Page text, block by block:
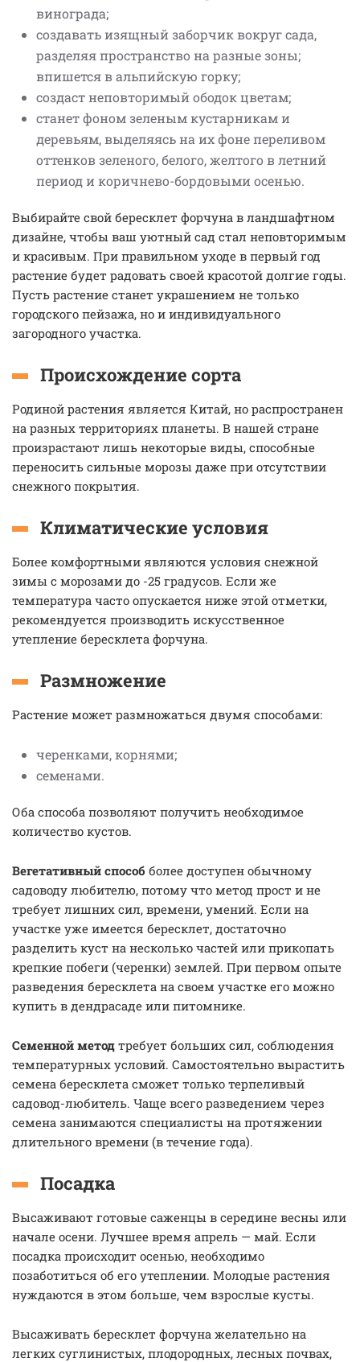
винограда;
создавать изящный заборчик вокруг сада,
разделяя пространство на разные зоны;
впишется в альпийскую горку;
создаст неповторимый ободок цветам;
станет фоном зеленым кустарникам и
деревьям, выделяясь на их фоне переливом
оттенков зеленого, белого, желтого в летний
период и коричнево-бордовыми осенью.
Выбирайте свой бересклет форчуна в ландшафтном
дизайне, чтобы ваш уютный сад стал неповторимым
и красивым. При правильном уходе в первый год
растение будет радовать своей красотой долгие годы.
Пусть растение станет украшением не только
городского пейзажа, но и индивидуального
загородного участка.
Происхождение сорта
Родиной растения является Китай, но распространен
на разных территориях планеты. В нашей стране
произрастают лишь некоторые виды, способные
переносить сильные морозы даже при отсутствии
снежного покрытия.
Климатические условия
Более комфортными являются условия снежной
зимы с морозами до -25 градусов. Если же
температура часто опускается ниже этой отметки,
рекомендуется производить искусственное
утепление бересклета форчуна.
Размножение
Растение может размножаться двумя способами:
черенками, корнями;
семенами.
Оба способа позволяют получить необходимое
количество кустов.
Вегетативный способ более доступен обычному
садоводу любителю, потому что метод прост и не
требует лишних сил, времени, умений. Если на
участке уже имеется бересклет, достаточно
разделить куст на несколько частей или прикопать
крепкие побеги (черенки) землей. При первом опыте
разведения бересклета на своем участке его можно
купить в дендрасаде или питомнике.
Семенной метод требует больших сил, соблюдения
температурных условий. Самостоятельно вырастить
семена бересклета сможет только терпеливый
садовод-любитель. Чаще всего разведением через
семена занимаются специалисты на протяжении
длительного времени (в течение года).
Посадка
Высаживают готовые саженцы в середине весны или
начале осени. Лучшее время апрель — май. Если
посадка происходит осенью, необходимо
позаботиться об его утеплении. Молодые растения
нуждаются в этом больше, чем взрослые кусты.
Высаживать бересклет форчуна желательно на
легких суглинистых, плодородных, лесных почвах,